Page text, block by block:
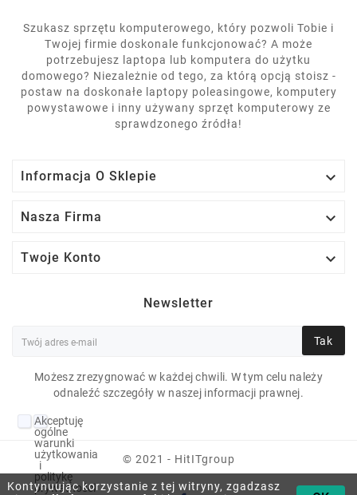
Kontynuując korzystanie z tej witryny, zgadzasz
HP DRAGONFLY 13.5
INCH G4 NOTEBOOK
1024 GB NVME KLASA
RW
Szukasz sprzętu komputerowego, który pozwoli Tobie i
Twojej firmie doskonale funkcjonować? A może
potrzebujesz laptopa lub komputera do użytku
domowego? Niezależnie od tego, za którą opcją stoisz -
postaw na doskonałe laptopy poleasingowe, komputery
powystawowe i inny używany sprzęt komputerowy ze
sprawdzonego źródła!
Informacja O Sklepie 
Nasza Firma 
Twoje Konto 
Newsletter
Tak
Możesz zrezygnować w każdej chwili. W tym celu należy
odnaleźć szczegóły w naszej informacji prawnej.
Akceptuję
ogólne
warunki
użytkowania
i
politykę
prywatności
© 2021 - HitITgroup